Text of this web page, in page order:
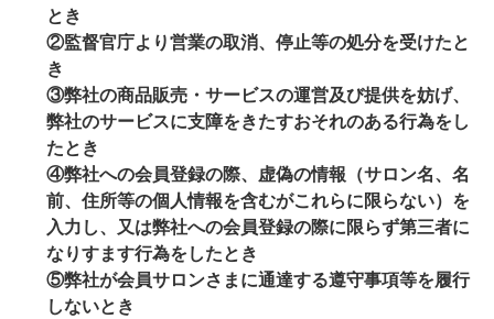
とき
②監督官庁より営業の取消、停止等の処分を受けたと
き
③弊社の商品販売・サービスの運営及び提供を妨げ、
弊社のサービスに支障をきたすおそれのある行為をし
たとき
④弊社への会員登録の際、虚偽の情報（サロン名、名
前、住所等の個人情報を含むがこれらに限らない）を
入力し、又は弊社への会員登録の際に限らず第三者に
なりすます行為をしたとき
⑤弊社が会員サロンさまに通達する遵守事項等を履行
しないとき